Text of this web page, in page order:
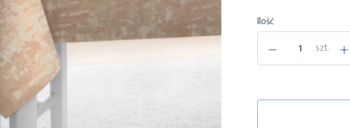
Ilość
- szt. +